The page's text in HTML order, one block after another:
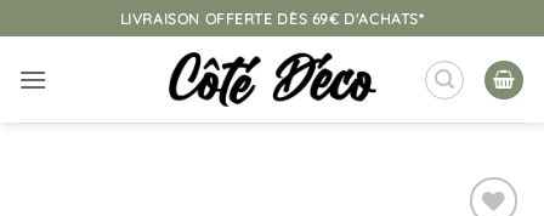
au
contenu
LIVRAISON OFFERTE DÈS 69€ D'ACHATS*